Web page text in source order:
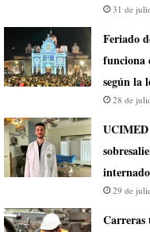
31 de
Feriado
funciona
según la
28 de
29 de
Carreras